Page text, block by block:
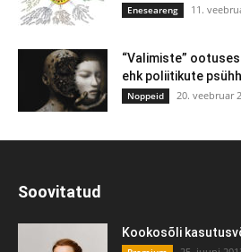
Eneseareng 11.
“Valimiste”
ehk poliitikute
Noppeid 20. veebruar
Soovitatud
Kookosõli